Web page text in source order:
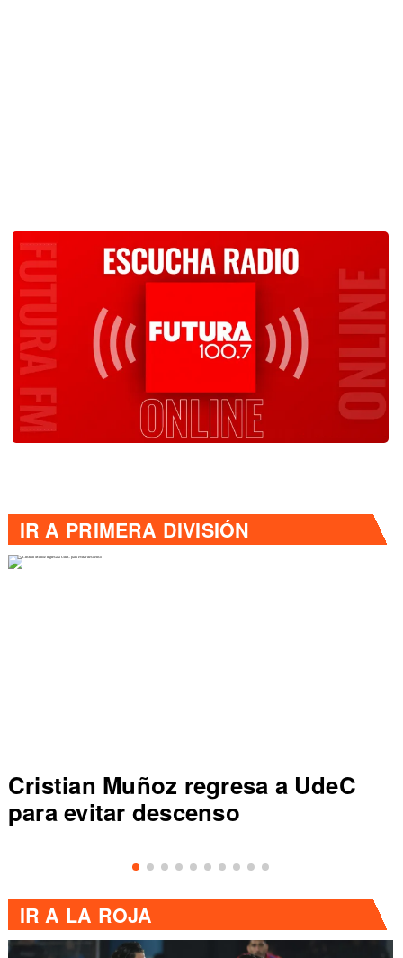
IR A PRIMERA DIVISIÓN
Cristian Muñoz regresa a UdeC
para evitar descenso
IR A LA ROJA